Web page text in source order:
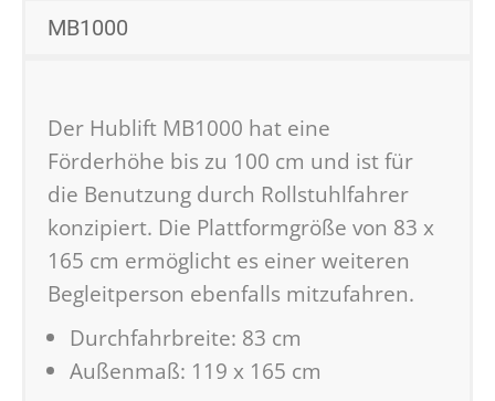
MB1000
Der Hublift MB1000 hat eine
Förderhöhe bis zu 100 cm und ist für
die Benutzung durch Rollstuhlfahrer
konzipiert. Die Plattformgröße von 83 x
165 cm ermöglicht es einer weiteren
Begleitperson ebenfalls mitzufahren.
Durchfahrbreite: 83 cm
Außenmaß: 119 x 165 cm